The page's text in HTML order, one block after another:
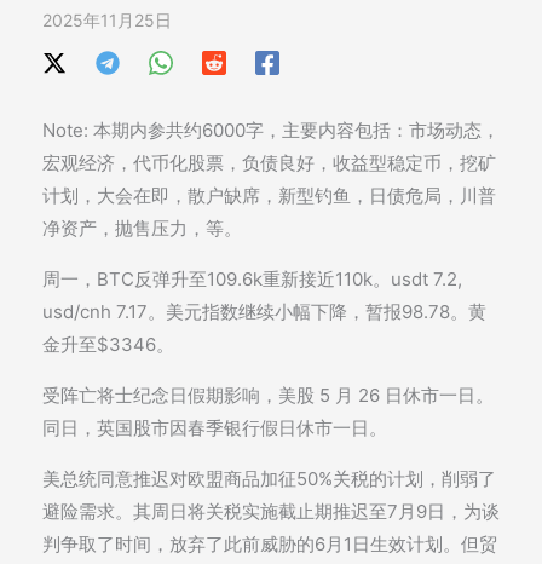
2025年11月25日
Note: 本期内参共约6000字，主要内容包括：市场动态，
宏观经济，代币化股票，负债良好，收益型稳定币，挖矿
计划，大会在即，散户缺席，新型钓鱼，日债危局，川普
净资产，抛售压力，等。
周一，BTC反弹升至109.6k重新接近110k。usdt 7.2,
usd/cnh 7.17。美元指数继续小幅下降，暂报98.78。黄
金升至$3346。
受阵亡将士纪念日假期影响，美股 5 月 26 日休市一日。
同日，英国股市因春季银行假日休市一日。
美总统同意推迟对欧盟商品加征50%关税的计划，削弱了
避险需求。其周日将关税实施截止期推迟至7月9日，为谈
判争取了时间，放弃了此前威胁的6月1日生效计划。但贸